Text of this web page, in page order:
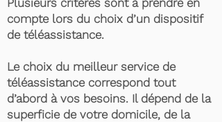
Plusieurs critères sont à prendre en
compte lors du choix d’un dispositif
de téléassistance.
Le choix du meilleur service de
téléassistance correspond tout
d’abord à vos besoins. Il dépend de la
superficie de votre domicile, de la